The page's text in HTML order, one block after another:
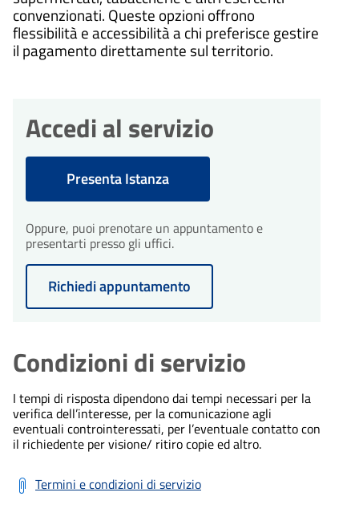
convenzionati. Queste opzioni offrono
flessibilità e accessibilità a chi preferisce gestire
il pagamento direttamente sul territorio.
Accedi al servizio
Presenta Istanza
Oppure, puoi prenotare un appuntamento e
presentarti presso gli uffici.
Richiedi appuntamento
Condizioni di servizio
I tempi di risposta dipendono dai tempi necessari per la
verifica dell’interesse, per la comunicazione agli
eventuali controinteressati, per l’eventuale contatto con
il richiedente per visione/ ritiro copie ed altro.
Termini e condizioni di servizio